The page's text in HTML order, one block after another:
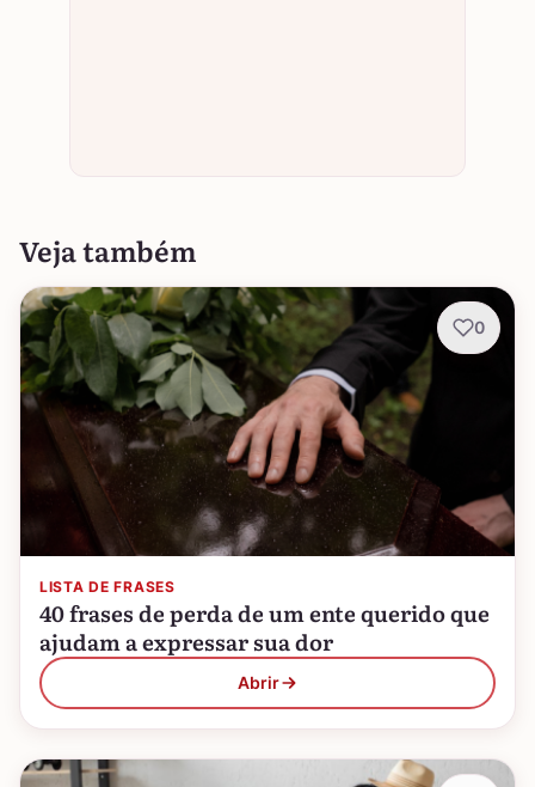
Veja também
LISTA DE FRASES
40 frases de perda de um ente querido que
ajudam a expressar sua dor
Abrir
0